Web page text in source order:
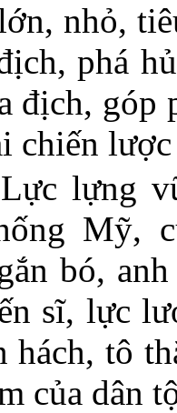
nhỏ,
phá
địch, góp
chiến
lựng
Mỹ,
bó,
sĩ, lực
hách, tô
của dân